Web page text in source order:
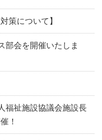
策について】
部会を開催いたしま
福祉施設協議会施設長
！